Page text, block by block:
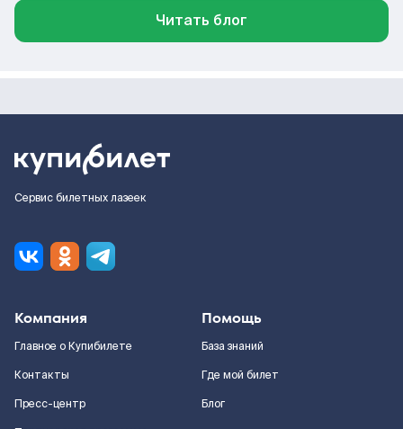
Читать блог
Сервис билетных лазеек
Компания
Главное о Купибилете
Контакты
Пресс-центр
Помощь
База знаний
Где мой билет
Блог